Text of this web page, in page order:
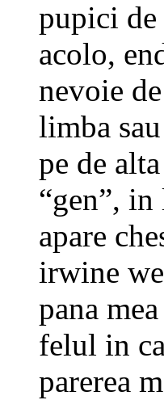
pupici
acolo,
nevoie
limba
pe de
“gen”,
apare
irwine
pana
felul in
parerea